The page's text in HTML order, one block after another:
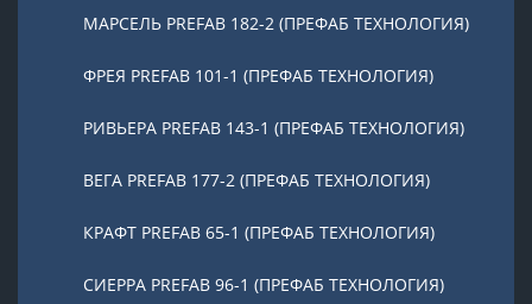
МАРСЕЛЬ PREFAB 182-2 (ПРЕФАБ ТЕХНОЛОГИЯ)
ФРЕЯ PREFAB 101-1 (ПРЕФАБ ТЕХНОЛОГИЯ)
РИВЬЕРА PREFAB 143-1 (ПРЕФАБ ТЕХНОЛОГИЯ)
ВЕГА PREFAB 177-2 (ПРЕФАБ ТЕХНОЛОГИЯ)
КРАФТ PREFAB 65-1 (ПРЕФАБ ТЕХНОЛОГИЯ)
СИЕРРА PREFAB 96-1 (ПРЕФАБ ТЕХНОЛОГИЯ)